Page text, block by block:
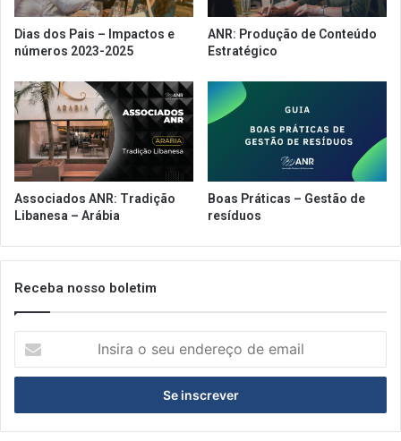
Dias dos Pais – Impactos e
números 2023-2025
ANR: Produção de Conteúdo
Estratégico
Associados ANR: Tradição
Libanesa – Arábia
Boas Práticas – Gestão de
resíduos
Receba nosso boletim
seu
de
email